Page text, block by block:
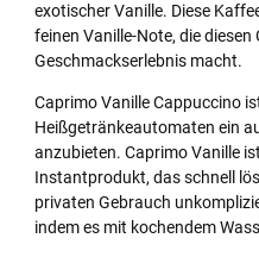
exotischer Vanille. Diese
feinen Vanille-Note, die
Geschmackserlebnis macht.
Caprimo Vanille Cappuccino
Heißgetränkeautomaten ein
anzubieten. Caprimo Vanille
Instantprodukt, das schnell
privaten Gebrauch
indem es mit kochendem